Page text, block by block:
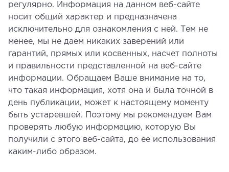
регулярно. Информация на данном веб-сайте
носит общий характер и предназначена
исключительно для ознакомления с ней. Тем не
менее, мы не даем никаких заверений или
гарантий, прямых или косвенных, насчет полноты
и правильности представленной на веб-сайте
информации. Обращаем Ваше внимание на то,
что такая информация, хотя она и была точной в
день публикации, может к настоящему моменту
быть устаревшей. Поэтому мы рекомендуем Вам
проверять любую информацию, которую Вы
получили с этого веб-сайта, до ее использования
каким-либо образом.